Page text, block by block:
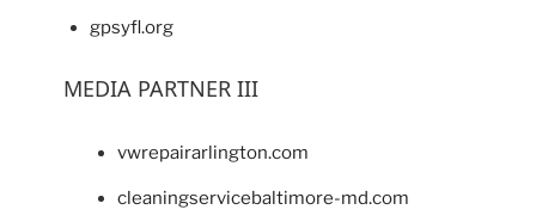
gpsyfl.org
MEDIA PARTNER III
vwrepairarlington.com
cleaningservicebaltimore-md.com